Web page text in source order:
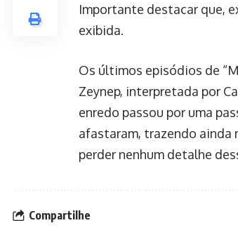
Importante destacar que,
exibida.
Os últimos episódios de
Zeynep, interpretada por
enredo passou por uma
afastaram, trazendo ainda
perder nenhum detalhe
Compartilhe